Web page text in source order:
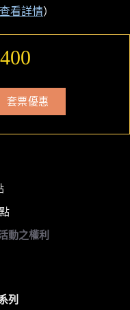
查看詳情）
套票優惠
動之權利
列